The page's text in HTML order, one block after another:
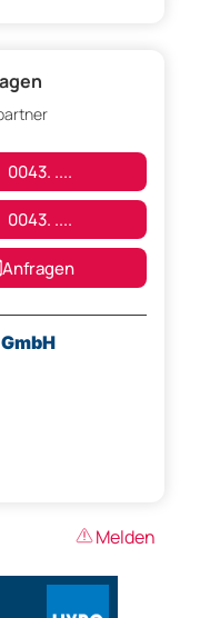
0043. ....
0043. ....
Anfragen
Melden